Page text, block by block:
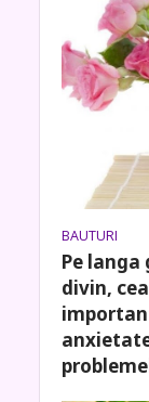
BAUTURI
Pe
divin,